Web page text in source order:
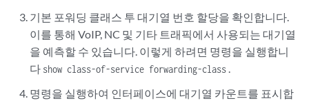
기본 포워딩 클래스 투 대기열 번호 할당을 확인합니다.
이를 통해 VoIP, NC 및 기타 트래픽에서 사용되는 대기열
을 예측할 수 있습니다. 이렇게 하려면 명령을 실행합니
다 show class-of-service forwarding-class .
명령을 실행하여 인터페이스에 대기열 카운트를 표시합